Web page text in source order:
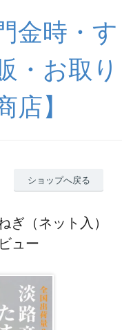
金時・す
・お取り
店】
ショップへ戻る
ぎ（ネット入）
ュー